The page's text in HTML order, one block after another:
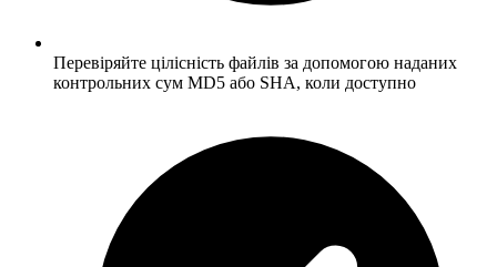
Перевіряйте цілісність файлів за допомогою наданих
контрольних сум MD5 або SHA, коли доступно